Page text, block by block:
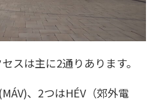
スは主に2通りあります。
、2つはHÉV（郊外電